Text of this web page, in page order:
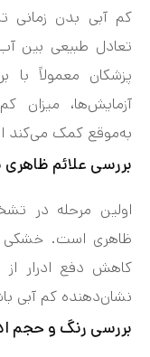
کم‌ آبی بدن
تعادل طبیعی بین
پزشکان معمولاً با
آزمایش‌ها،
به‌موقع کمک می‌کند
بررسی علائم
اولین مرحله در
ظاهری است. خشکی
کاهش دفع ادرار از
نشان‌دهنده کم‌ آبی
بررسی رنگ و حجم